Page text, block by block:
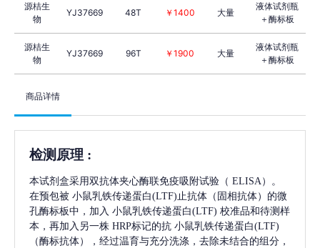
源桔生
物
YJ37669 48T ￥1400 大量
液体试剂瓶
＋酶标板
源桔生
物
YJ37669 96T ￥1900 大量
液体试剂瓶
＋酶标板
商品详情
检测原理 :
本试剂盒采用双抗体夹心酶联免疫吸附试验（ ELISA）。
在预包被 小鼠乳铁传递蛋白(LTF)止抗体（固相抗体）的微
孔酶标板中，加入 小鼠乳铁传递蛋白(LTF) 校准品和待测样
本，再加入另一株 HRP标记的抗 小鼠乳铁传递蛋白(LTF)
（酶标抗体），经过温育与充分洗涤，去除未结合的组分，